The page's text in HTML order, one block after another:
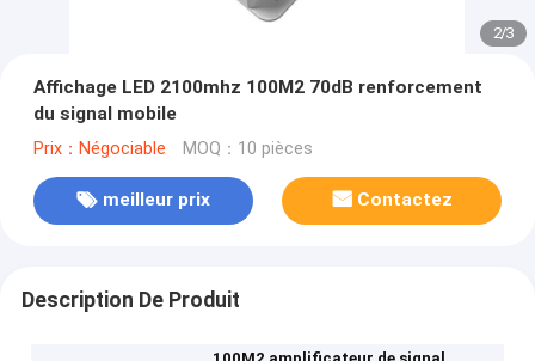
2/3
Affichage LED 2100mhz 100M2 70dB renforcement
du signal mobile
Prix：Négociable MOQ：10 pièces
meilleur prix Contactez
Description De Produit